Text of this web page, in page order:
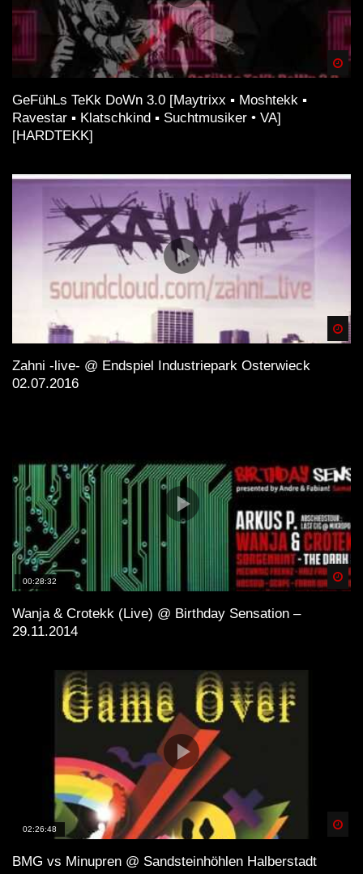
GeFühLs TeKk DoWn 3.0 [Maytrixx ▪ Moshtekk ▪
Ravestar ▪ Klatschkind ▪ Suchtmusiker • VA]
[HARDTEKK]
Zahni -live- @ Endspiel Industriepark Osterwieck
02.07.2016
00:28:32
Wanja & Crotekk (Live) @ Birthday Sensation –
29.11.2014
02:26:48
BMG vs Minupren @ Sandsteinhöhlen Halberstadt